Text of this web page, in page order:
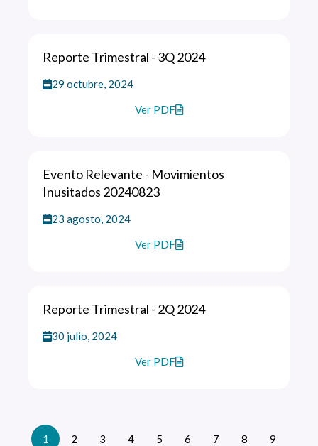
Reporte Trimestral - 3Q 2024
29 octubre, 2024
Ver PDF
Evento Relevante - Movimientos
Inusitados 20240823
23 agosto, 2024
Ver PDF
Reporte Trimestral - 2Q 2024
30 julio, 2024
Ver PDF
1 2 3 4 5 6 7 8 9